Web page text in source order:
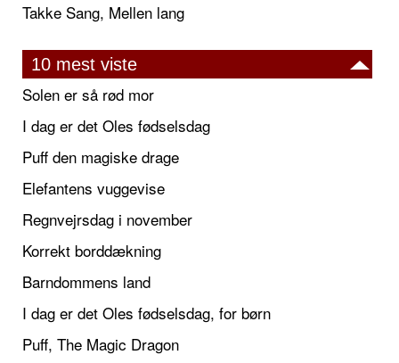
Takke Sang, Mellen lang
10 mest viste
Solen er så rød mor
I dag er det Oles fødselsdag
Puff den magiske drage
Elefantens vuggevise
Regnvejrsdag i november
Korrekt borddækning
Barndommens land
I dag er det Oles fødselsdag, for børn
Puff, The Magic Dragon